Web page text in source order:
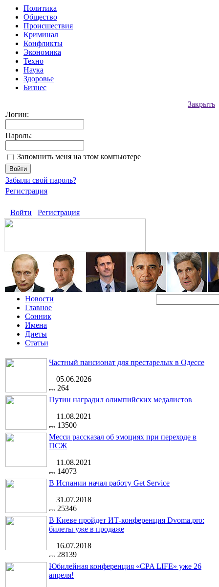
Политика
Общество
Происшествия
Криминал
Конфликты
Экономика
Техно
Наука
Здоровье
Бизнес
Закрыть
Логин:
Пароль:
Запомнить меня на этом компьютере
Забыли свой пароль?
Регистрация
Войти Регистрация
Новости
Главное
Сонник
Имена
Диеты
Статьи
Частный пансионат для престарелых в Одессе
05.06.2026
264
Путин наградил олимпийских медалистов
11.08.2021
13500
Месси рассказал об эмоциях при переходе в
ПСЖ
11.08.2021
14073
В Испании начал работу Get Service
31.07.2018
25346
В Киеве пройдет ИТ-конференция Dvoma.pro:
билеты уже в продаже
16.07.2018
28139
Юбилейная конференция «CPA LIFE» уже 26
апреля!